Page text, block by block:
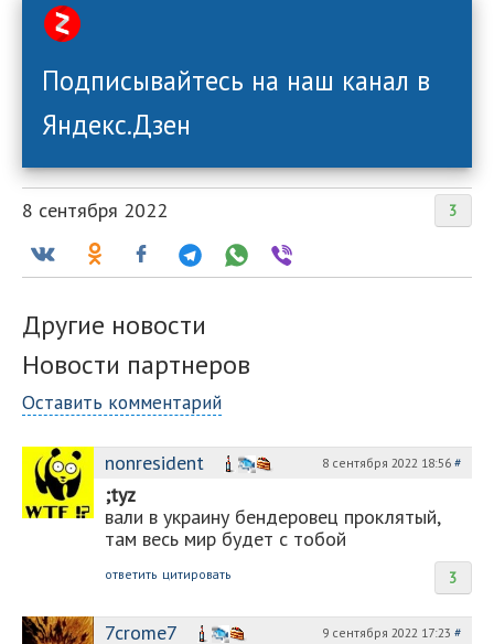
Подписывайтесь на наш канал в
Яндекс.Дзен
3
8 сентября 2022
Другие новости
Новости партнеров
Оставить комментарий
nonresident 8 сентября 2022 18:56 #
;tyz
вали в украину бендеровец проклятый,
там весь мир будет с тобой
3
ответить цитировать
7crome7 9 сентября 2022 17:23 #